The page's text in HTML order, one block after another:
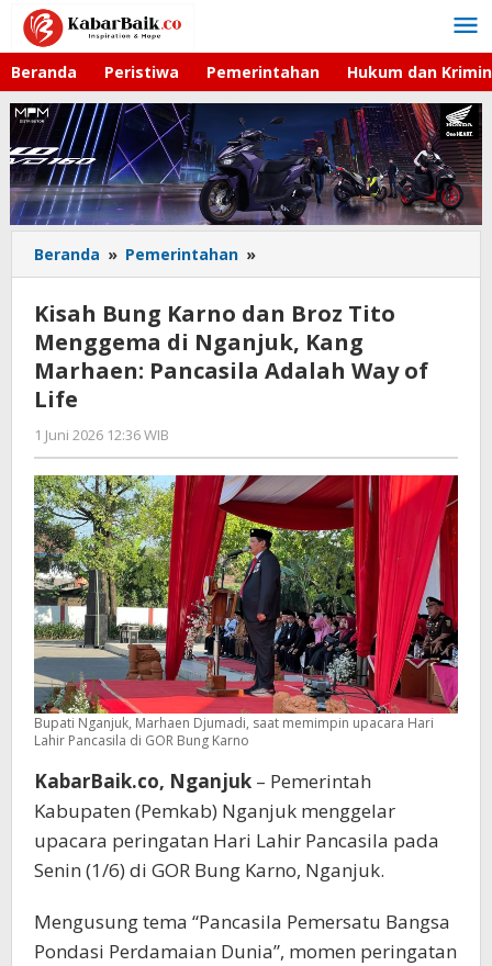
Lewati
konten
Beranda Peristiwa Pemerintahan Hukum dan
Beranda » Pemerintahan »
Bung
dan
Broz
Tito
Kang
Marhaen:
Pancasila
Adalah
Way
of
Life
Kisah Bung Karno dan Broz Tito
Menggema di Nganjuk, Kang
Marhaen: Pancasila Adalah Way of
Life
1 Juni 2026 12:36 WIB
Gagah
Saputra
Bupati Nganjuk, Marhaen Djumadi, saat memimpin upacara Hari
Lahir Pancasila di GOR Bung Karno
KabarBaik.co, Nganjuk – Pemerintah
Kabupaten (Pemkab) Nganjuk menggelar
upacara peringatan Hari Lahir Pancasila pada
Senin (1/6) di GOR Bung Karno, Nganjuk.
Mengusung tema “Pancasila Pemersatu Bangsa
Pondasi Perdamaian Dunia”, momen peringatan